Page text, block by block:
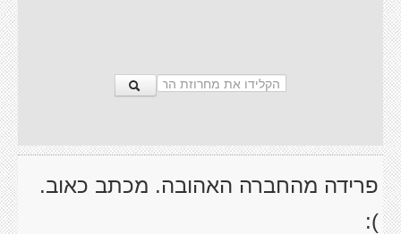
פרידה מהחברה האהובה. מכתב כאוב.
):